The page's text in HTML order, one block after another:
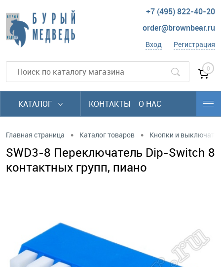
+7 (495) 822-40-20
order@brownbear.ru
Вход Регистрация
0
КАТАЛОГ КОНТАКТЫ О НАС
Главная страница • Каталог товаров • Кнопки и
SWD3-8 Переключатель Dip-Switch 8
контактных групп, пиано